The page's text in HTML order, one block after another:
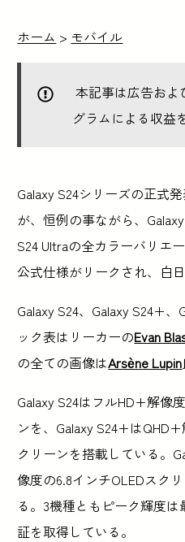
ホーム > モバイル
本記事は広告およ
グラムによる収益
Galaxy S24シリーズの正式
が、恒例の事ながら、
S24 Ultraの全カラーバリエ
公式仕様がリークされ、白
Galaxy S24、Galaxy S24+
ック表はリーカーのEvan
の全ての画像はArsène Lupin
Galaxy S24はフルHD+解像
ンを、Galaxy S24+は
クリーンを搭載している。
像度の6.8インチOLEDスク
る。3機種ともピーク輝度
証を取得している。